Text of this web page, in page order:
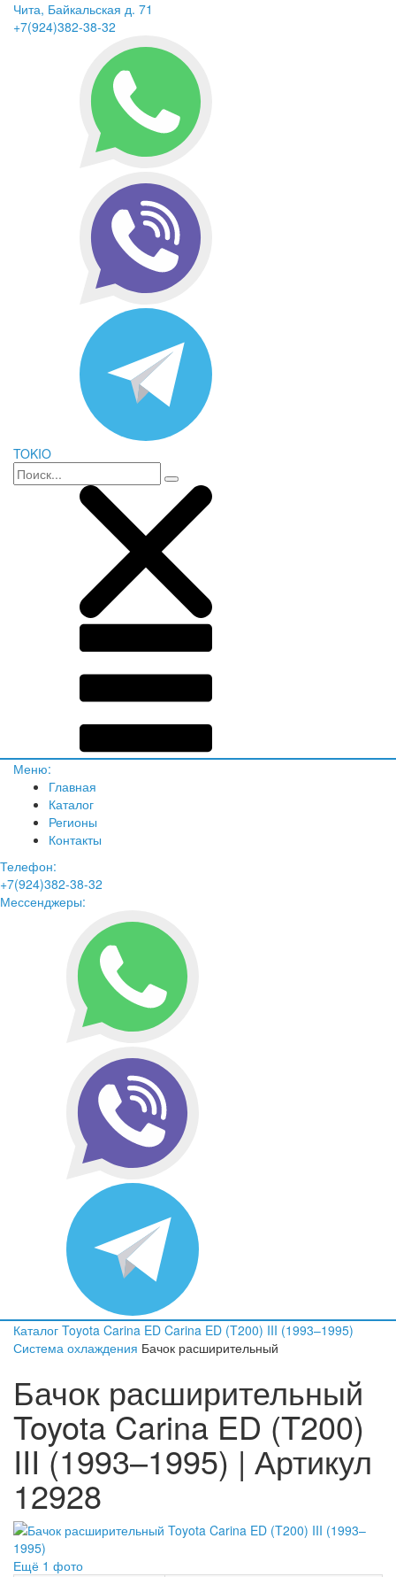
Чита, Байкальская д. 71
+7(924)382-38-32
TOKIO
Меню:
Главная
Каталог
Регионы
Контакты
Телефон:
+7(924)382-38-32
Мессенджеры:
Каталог Toyota Carina ED Carina ED (T200) III (1993–1995)
Система охлаждения Бачок расширительный
Бачок расширительный
Toyota Carina ED (T200)
III (1993–1995) | Артикул
12928
Ещё 1 фото